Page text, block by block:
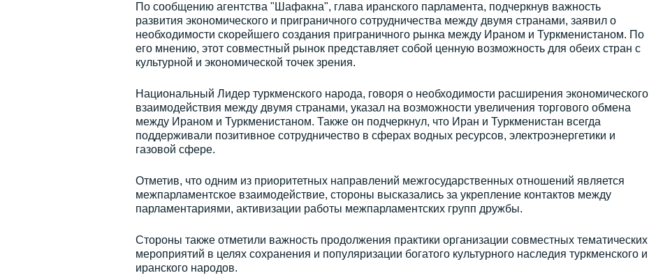
По сообщению агентства "Шафакна", глава иранского парламента, подчеркнув важность
развития экономического и приграничного сотрудничества между двумя странами, заявил о
необходимости скорейшего создания приграничного рынка между Ираном и Туркменистаном. По
его мнению, этот совместный рынок представляет собой ценную возможность для обеих стран с
культурной и экономической точек зрения.
Национальный Лидер туркменского народа, говоря о необходимости расширения экономического
взаимодействия между двумя странами, указал на возможности увеличения торгового обмена
между Ираном и Туркменистаном. Также он подчеркнул, что Иран и Туркменистан всегда
поддерживали позитивное сотрудничество в сферах водных ресурсов, электроэнергетики и
газовой сфере.
Отметив, что одним из приоритетных направлений межгосударственных отношений является
межпарламентское взаимодействие, стороны высказались за укрепление контактов между
парламентариями, активизации работы межпарламентских групп дружбы.
Стороны также отметили важность продолжения практики организации совместных тематических
мероприятий в целях сохранения и популяризации богатого культурного наследия туркменского и
иранского народов.